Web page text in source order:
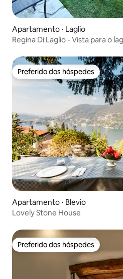
Apartamento ⋅ Laglio
Regina Di Laglio - Vista para o
Preferido dos hóspedes
Preferido dos hóspedes
Apartamento ⋅ Blevio
Lovely Stone House
Preferido dos hóspedes
Preferido dos hóspedes